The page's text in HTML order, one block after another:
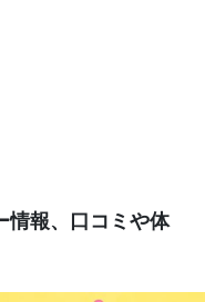
情報、口コミや体